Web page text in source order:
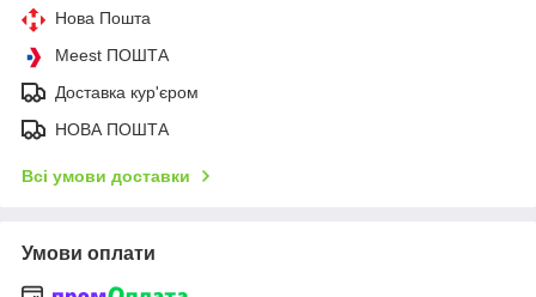
Нова Пошта
Meest ПОШТА
Доставка кур'єром
НОВА ПОШТА
Всі умови доставки
Умови оплати